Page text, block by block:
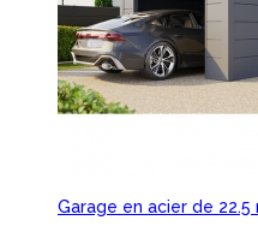
Garage en acier de 22.5